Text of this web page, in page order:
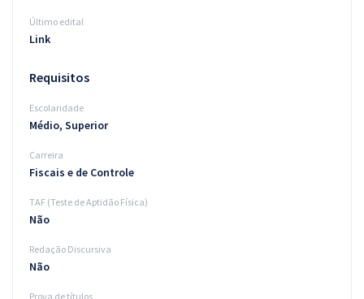
Atendimento
Último edital
Link
Requisitos
Escolaridade
Médio, Superior
Carreira
Fiscais e de Controle
TAF (Teste de Aptidão Física)
Não
Redação Discursiva
Não
Prova de títulos